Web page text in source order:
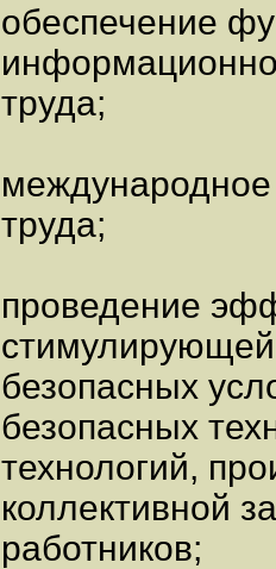
обеспечение
труда;
международное
труда;
проведение
безопасных
безопасных
технологий,
коллективной
работников;